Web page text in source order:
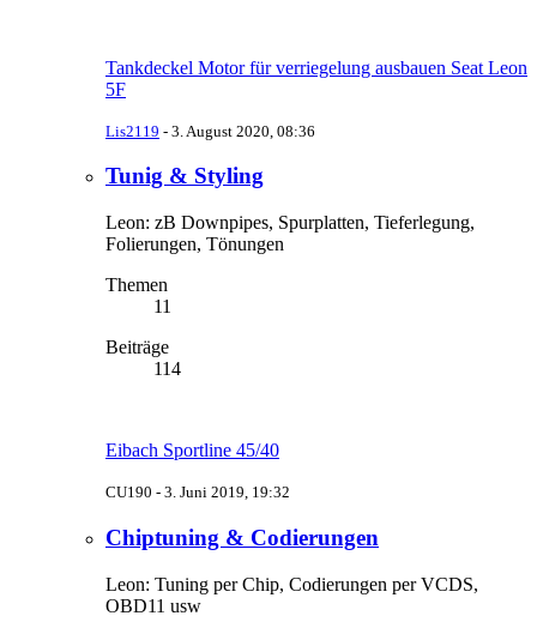
Tankdeckel Motor für verriegelung ausbauen Seat Leon
5F
Lis2119 - 3. August 2020, 08:36
Tunig & Styling
Leon: zB Downpipes, Spurplatten, Tieferlegung,
Folierungen, Tönungen
Themen
11
Beiträge
114
Eibach Sportline 45/40
CU190 - 3. Juni 2019, 19:32
Chiptuning & Codierungen
Leon: Tuning per Chip, Codierungen per VCDS,
OBD11 usw